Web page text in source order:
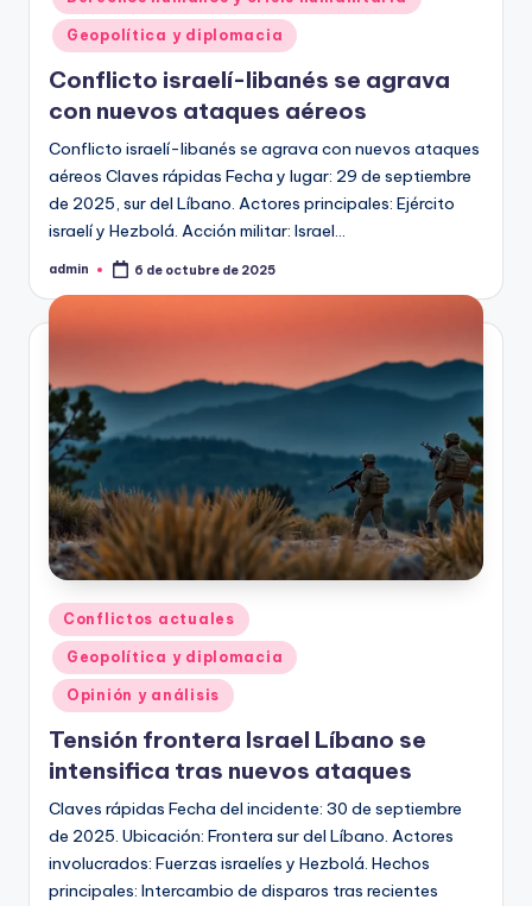
Geopolítica y diplomacia
Conflicto israelí-libanés se agrava
con nuevos ataques aéreos
Conflicto israelí-libanés se agrava con nuevos ataques
aéreos Claves rápidas Fecha y lugar: 29 de septiembre
de 2025, sur del Líbano. Actores principales: Ejército
israelí y Hezbolá. Acción militar: Israel…
Publicado
admin 6 de octubre de 2025
Publicado
en
Conflictos actuales
Geopolítica y diplomacia
Opinión y análisis
Tensión frontera Israel Líbano se
intensifica tras nuevos ataques
Claves rápidas Fecha del incidente: 30 de septiembre
de 2025. Ubicación: Frontera sur del Líbano. Actores
involucrados: Fuerzas israelíes y Hezbolá. Hechos
principales: Intercambio de disparos tras recientes